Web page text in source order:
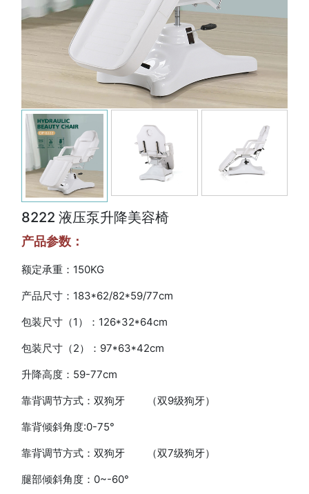
8222 液压泵升降美容椅
产品参数：
额定承重：150KG
产品尺寸：183*62/82*59/77cm
包装尺寸（1）：126*32*64cm
包装尺寸（2）：97*63*42cm
升降高度：59-77cm
靠背调节方式：双狗牙 （双9级狗牙）
靠背倾斜角度:0-75°
靠背调节方式：双狗牙 （双7级狗牙）
腿部倾斜角度：0~-60°